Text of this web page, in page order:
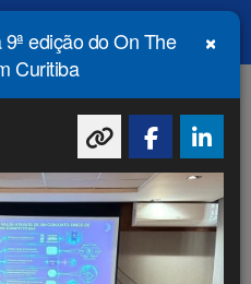
×
edição do On The
Curitiba